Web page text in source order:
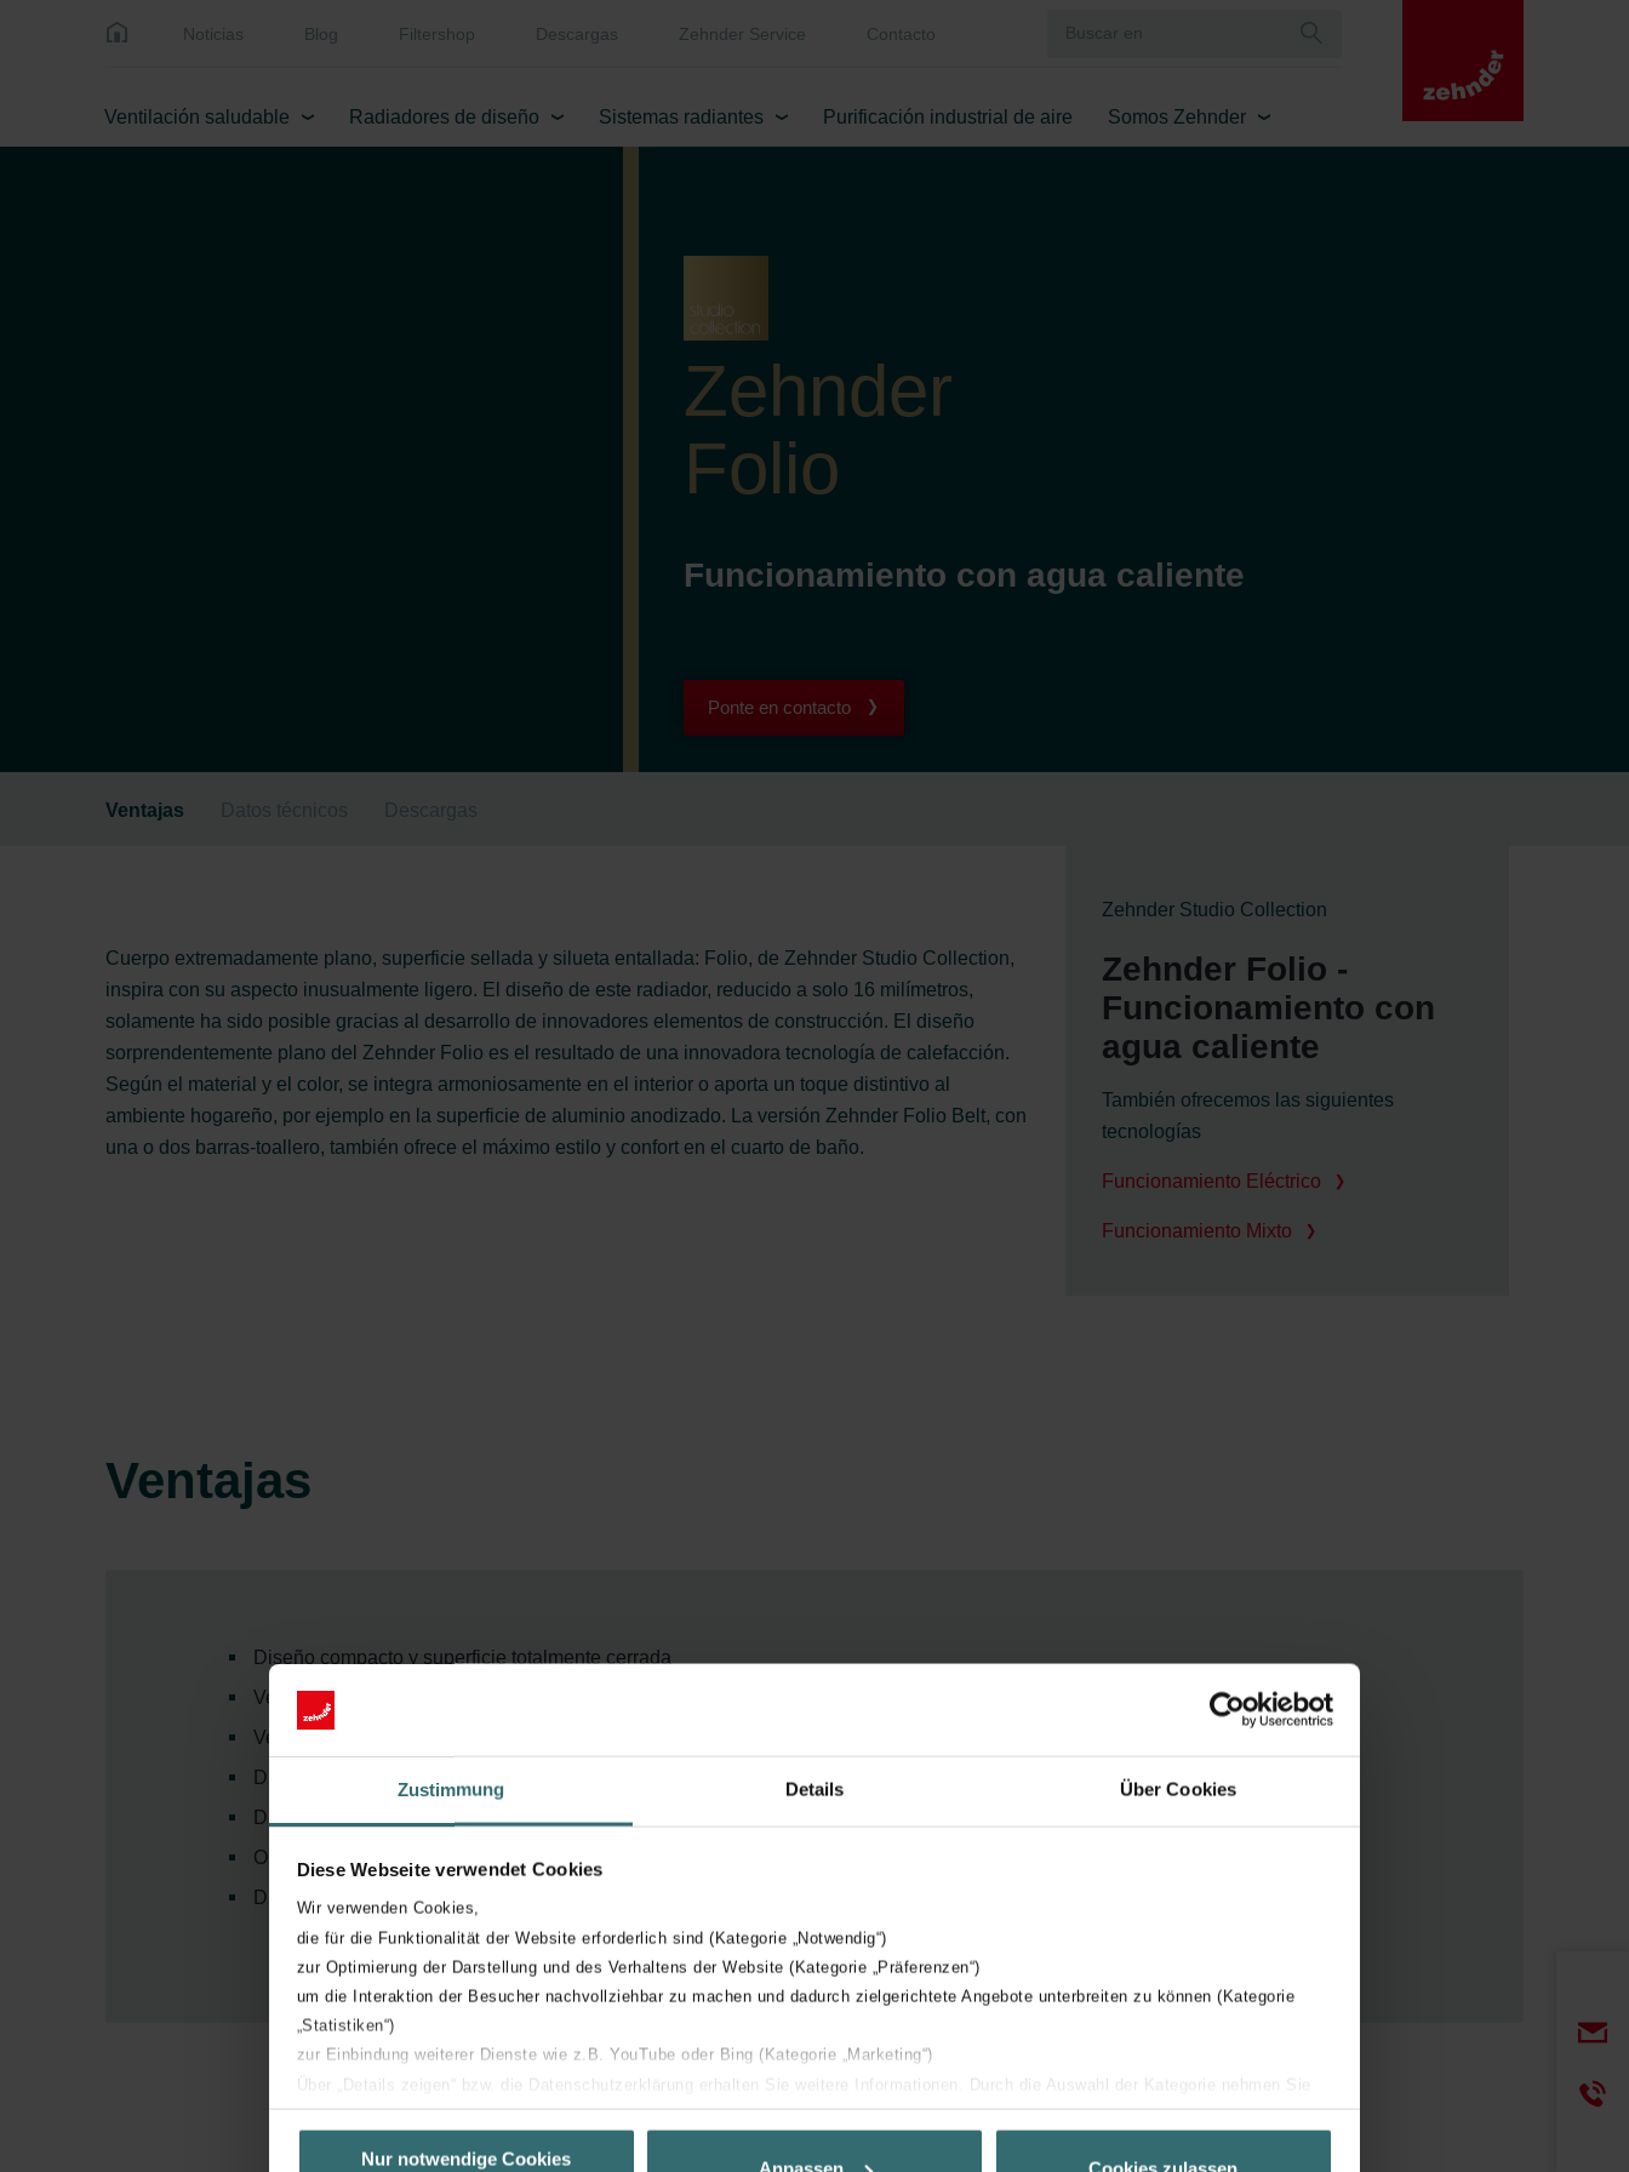
Zustimmung Details Über Cookies
Diese Webseite verwendet Cookies
Wir verwenden Cookies,
die für die Funktionalität der Website erforderlich sind (Kategorie „Notwendig“)
zur Optimierung der Darstellung und des Verhaltens der Website (Kategorie „Präferenzen“)
um die Interaktion der Besucher nachvollziehbar zu machen und dadurch zielgerichtete Angebote unterbreiten zu können (Kategorie
„Statistiken“)
zur Einbindung weiterer Dienste wie z.B. YouTube oder Bing (Kategorie „Marketing“)
Über „Details zeigen“ bzw. die Datenschutzerklärung erhalten Sie weitere Informationen. Durch die Auswahl der Kategorie nehmen Sie
unserer Website verwenden, um Ihnen die bestmögliche Nutzererfahrung zu ermöglichen und Ihnen maßgeschneiderte Informationen
Nur notwendige Cookies
Noticias Blog Filtershop Descargas Zehnder Service Contacto
Ventilación saludable Radiadores de diseño Sistemas radiantes Purificación industrial de aire Somos Zehnder
Zehnder
Folio
Funcionamiento con agua caliente
Ponte en contacto
Ventajas Datos técnicos Descargas
Cuerpo extremadamente plano, superficie sellada y silueta entallada: Folio, de Zehnder Studio Collection,
inspira con su aspecto inusualmente ligero. El diseño de este radiador, reducido a solo 16 milímetros,
solamente ha sido posible gracias al desarrollo de innovadores elementos de construcción. El diseño
sorprendentemente plano del Zehnder Folio es el resultado de una innovadora tecnología de calefacción.
Según el material y el color, se integra armoniosamente en el interior o aporta un toque distintivo al
ambiente hogareño, por ejemplo en la superficie de aluminio anodizado. La versión Zehnder Folio Belt, con
una o dos barras-toallero, también ofrece el máximo estilo y confort en el cuarto de baño.
Zehnder Studio Collection
Zehnder Folio -
Funcionamiento con
agua caliente
También ofrecemos las siguientes
tecnologías
Funcionamiento Eléctrico
Funcionamiento Mixto
Ventajas
Diseño compacto y superficie totalmente cerrada
Versión vertical para la zona de estar
Versión de baño Folio Belt con una o dos barras-toallero cromadas, según la altura
Disponible con conexiones convencionales y con una variante de válvula integrada y totalmente nueva
Disponible en todas las tonalidades de la carta de colores de Zehnder o en versión cromada
Opcionalmente también en aluminio anodizado
Disponible para funcionamiento con agua caliente o eléctrico con unidad de control programable